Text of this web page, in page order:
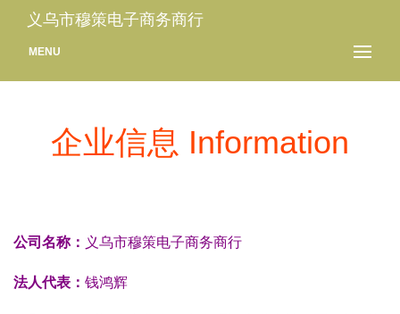
义乌市穆策电子商务商行
MENU
企业信息 Information
公司名称： 义乌市穆策电子商务商行
法人代表： 钱鸿辉